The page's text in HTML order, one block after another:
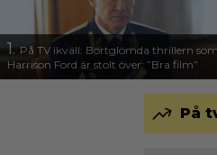
1. På TV ikväll: Bortglömda thrillern som
Harrison Ford är stolt över: ”Bra film”
På